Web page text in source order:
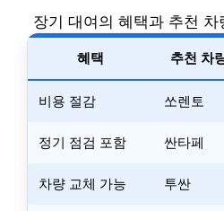
장기 대여의 혜택과 추천
혜택 추천 차
비용 절감 쏘렌토
정기 점검 포함 싼타페
차량 교체 가능 투싼